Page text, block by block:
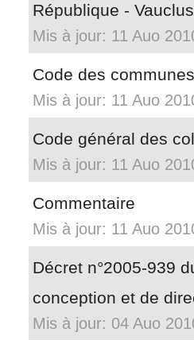
République -
Mis à jour: 11 Auo
Code des communes
Mis à jour: 11 Auo
Code général des
Mis à jour: 11 Auo
Commentaire
Mis à jour: 11 Auo
Décret n°2005-939
conception et de
Mis à jour: 04 Auo